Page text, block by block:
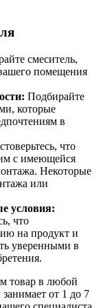
смеситель,
помещения
Подбирайте
которые
в
что
с имеющейся
Некоторые
или
условия:
что
на продукт и
уверенными в
товар в любой
от 1 до 7